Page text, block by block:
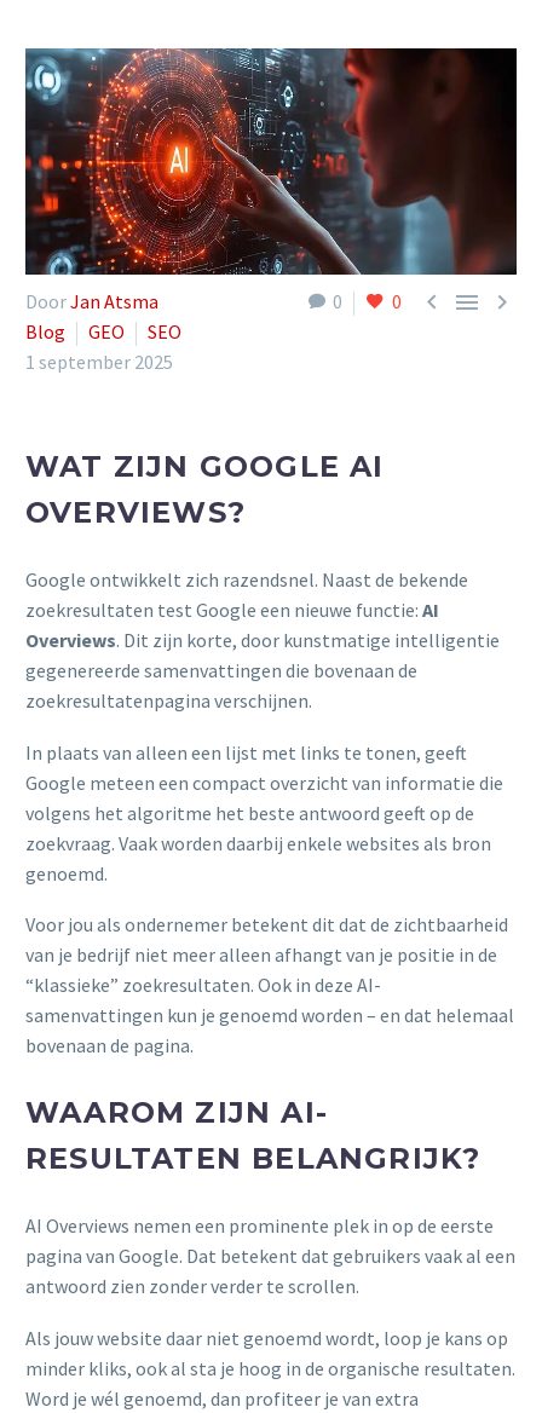
0 0   
DoorJan Atsma
Blog
GEO
SEO
1 september 2025
WAT ZIJN GOOGLE AI
OVERVIEWS?
Google ontwikkelt zich razendsnel. Naast de bekende
zoekresultaten test Google een nieuwe functie: AI
Overviews. Dit zijn korte, door kunstmatige intelligentie
gegenereerde samenvattingen die bovenaan de
zoekresultatenpagina verschijnen.
In plaats van alleen een lijst met links te tonen, geeft
Google meteen een compact overzicht van informatie die
volgens het algoritme het beste antwoord geeft op de
zoekvraag. Vaak worden daarbij enkele websites als bron
genoemd.
Voor jou als ondernemer betekent dit dat de zichtbaarheid
van je bedrijf niet meer alleen afhangt van je positie in de
“klassieke” zoekresultaten. Ook in deze AI-
samenvattingen kun je genoemd worden – en dat helemaal
bovenaan de pagina.
WAAROM ZIJN AI-
RESULTATEN BELANGRIJK?
AI Overviews nemen een prominente plek in op de eerste
pagina van Google. Dat betekent dat gebruikers vaak al een
antwoord zien zonder verder te scrollen.
Als jouw website daar niet genoemd wordt, loop je kans op
minder kliks, ook al sta je hoog in de organische resultaten.
Word je wél genoemd, dan profiteer je van extra